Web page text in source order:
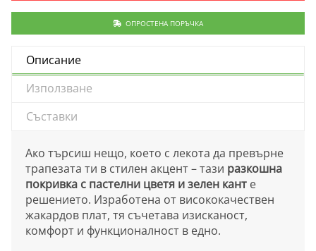
ОПРОСТЕНА ПОРЪЧКА
Описание
Използване
Съставки
Ако търсиш нещо, което с лекота да превърне
трапезата ти в стилен акцент – тази разкошна
покривка с пастелни цветя и зелен кант е
решението. Изработена от висококачествен
жакардов плат, тя съчетава изисканост,
комфорт и функционалност в едно.